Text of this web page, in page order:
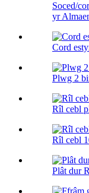
Soced/
yr
Cord
Plwg 2
Rîl cebl
Rîl cebl
Plât dur